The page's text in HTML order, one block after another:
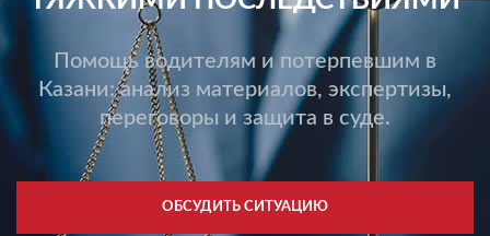
Помощь водителям и потерпевшим в
Казани: анализ материалов, экспертизы,
переговоры и защита в суде.
ОБСУДИТЬ СИТУАЦИЮ